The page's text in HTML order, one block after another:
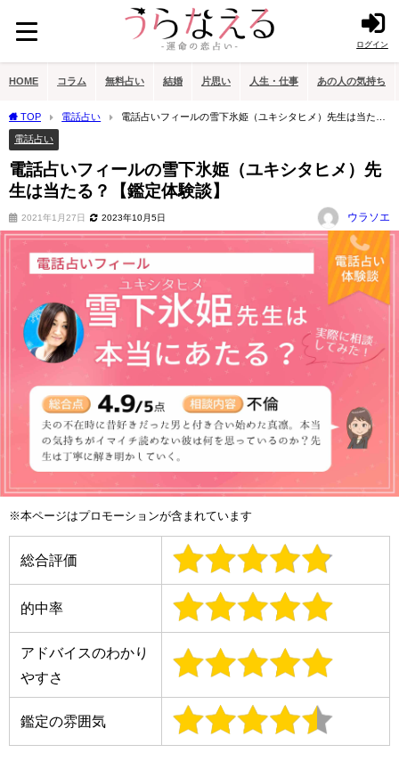
ログイン
HOME コラム 無料占い 結婚 片思い 人生・仕事 あの人の気持ち
TOP 電話占い
電話占いフィールの雪下氷姫（ユキシタヒメ）先生は当た
る？【鑑定体験談】
電話占い
電話占いフィールの雪下氷姫（ユキシタヒメ）先
生は当たる？【鑑定体験談】
2021年1月27日 2023年10月5日 ウラソエ
※本ページはプロモーションが含まれています
総合評価
的中率
アドバイスのわかり
やすさ
鑑定の雰囲気